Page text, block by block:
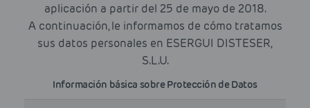
aplicación a partir del 25 de mayo de 2018.
A continuación, le informamos de cómo tratamos
sus datos personales en ESERGUI DISTESER,
S.L.U.
Información básica sobre Protección de Datos